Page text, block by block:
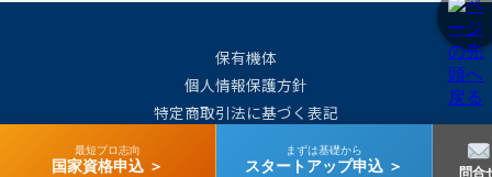
保有機体
個人情報保護方針
特定商取引法に基づく表記
最短プロ志向
国家資格申込 ＞
まずは基礎から
スタートアップ申込 ＞ 問合